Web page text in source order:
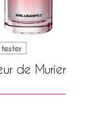
tester
de Murier